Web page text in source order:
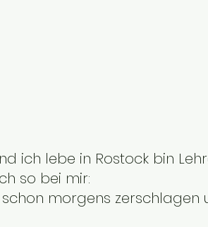
ich lebe in Rostock bin
so bei mir:
schon morgens zerschlagen